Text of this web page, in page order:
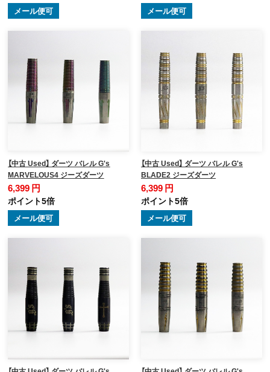
メール便可 メール便可
【中古 Used】 ダーツ バレル G's
MARVELOUS4 ジーズダーツ
6,399 円
ポイント5倍
メール便可
【中古 Used】 ダーツ バレル G's
BLADE2 ジーズダーツ
6,399 円
ポイント5倍
メール便可